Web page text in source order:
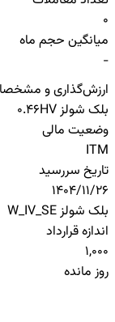
0
میانگین حجم ماه
-
ارزش‌گذاری و
بلک شولز HV
0.46
وضعیت مالی
ITM
تاریخ سررسید
1404/11/26
بلک شولز W_IV_SE
اندازه قرارداد
1,000
روز مانده